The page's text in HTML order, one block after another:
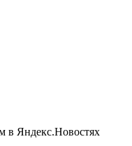
в Яндекс.Новостях